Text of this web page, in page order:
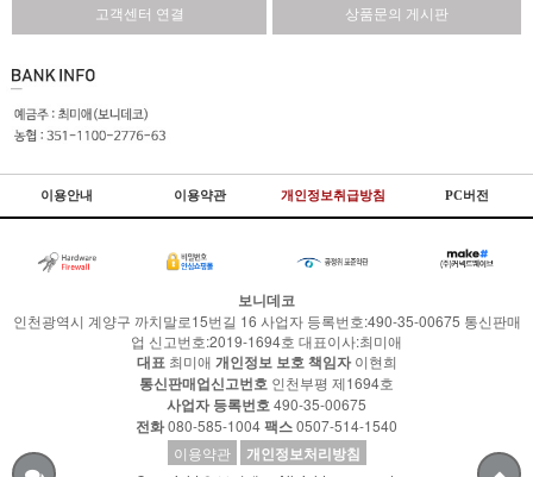
고객센터 연결 상품문의 게시판
이용안내 이용약관 개인정보취급방침 PC버전
보니데코
인천광역시 계양구 까치말로15번길 16 사업자 등록번호:490-35-00675 통신판매
업 신고번호:2019-1694호 대표이사:최미애
대표 최미애 개인정보 보호 책임자이현희
통신판매업신고번호 인천부평 제1694호
사업자 등록번호 490-35-00675
전화080-585-1004팩스0507-514-1540
이용약관
개인정보처리방침